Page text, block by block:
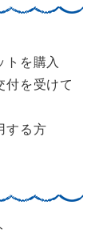
トを購入
付を受けて
する方